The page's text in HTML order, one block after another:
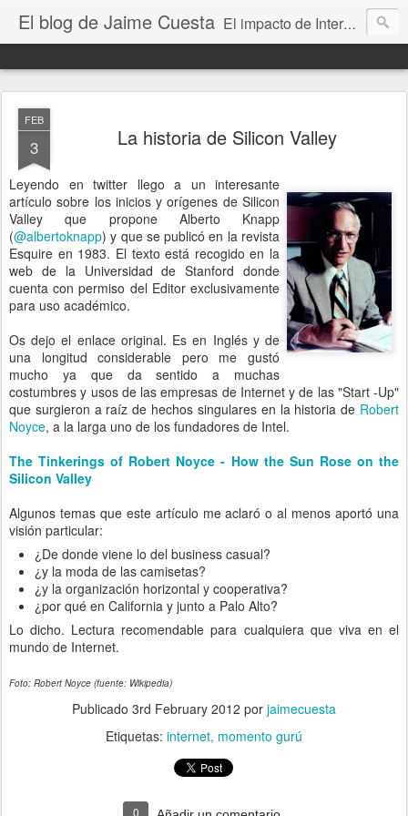
El blog de Jaime Cuesta El impacto de Internet en la sociedad visto con mis propios ojos
FEB
3 La historia de Silicon Valley
Leyendo en twitter llego a un interesante
artículo sobre los inicios y orígenes de Silicon
Valley que propone Alberto Knapp
(@albertoknapp) y que se publicó en la revista
Esquire en 1983. El texto está recogido en la
web de la Universidad de Stanford donde
cuenta con permiso del Editor exclusivamente
para uso académico.
Os dejo el enlace original. Es en Inglés y de
una longitud considerable pero me gustó
mucho ya que da sentido a muchas
costumbres y usos de las empresas de Internet y de las "Start -Up"
que surgieron a raíz de hechos singulares en la historia de Robert
Noyce, a la larga uno de los fundadores de Intel.
The Tinkerings of Robert Noyce - How the Sun Rose on the
Silicon Valley
Algunos temas que este artículo me aclaró o al menos aportó una
visión particular:
¿De donde viene lo del business casual?
¿y la moda de las camisetas?
¿y la organización horizontal y cooperativa?
¿por qué en California y junto a Palo Alto?
Lo dicho. Lectura recomendable para cualquiera que viva en el
mundo de Internet.
Foto: Robert Noyce (fuente: Wikipedia)
Publicado 3rd February 2012 por jaimecuesta
Etiquetas: internet momento gurú
0